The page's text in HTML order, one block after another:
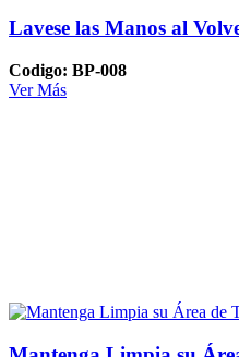
Lavese las Manos al
Codigo: BP-008
Ver Más